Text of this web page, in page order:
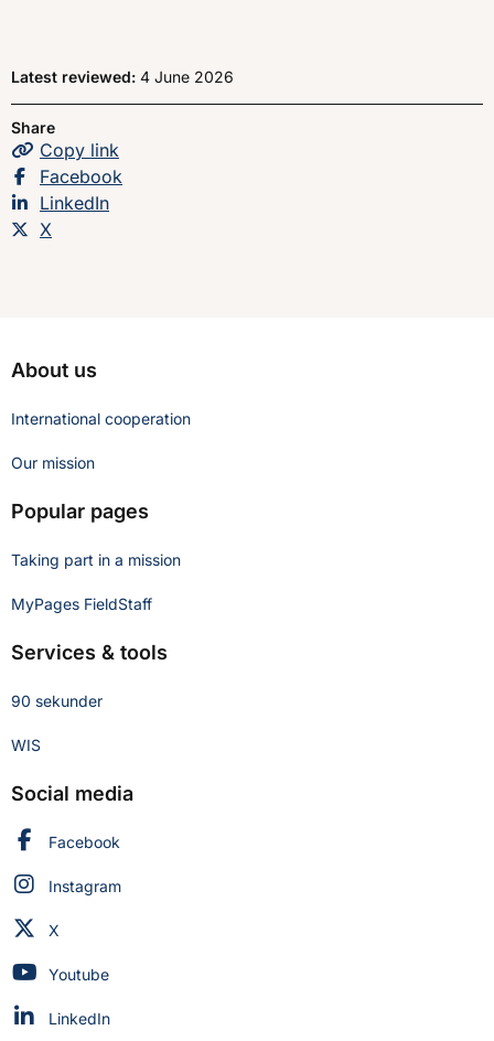
Latest reviewed: 4 June 2026
Share
Copy the page
link
Share this page on
Facebook
Share this page on
LinkedIn
Share this page on
X
About us
International cooperation
Our mission
Popular pages
Taking part in a mission
MyPages FieldStaff
Services & tools
90 sekunder
WIS
Social media
Swedish Civil Defence and Resilience Agency on
Facebook
Swedish Civil Defence and Resilience Agency on
Instagram
Swedish Civil Defence and Resilience Agency on
X
Swedish Civil Defence and Resilience Agency on
Youtube
Swedish Civil Defence and Resilience Agency on
LinkedIn